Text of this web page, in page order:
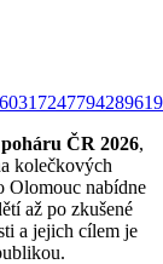
ČR 2026,
kolečkových
Olomouc nabídne
až po zkušené
a jejich cílem je